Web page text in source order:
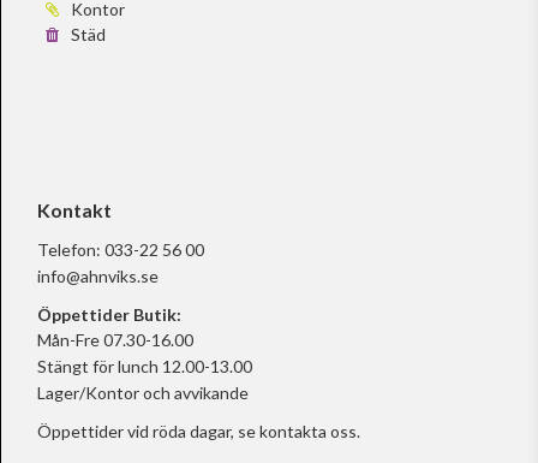
Kontor
Städ
Kontakt
Telefon: 033-22 56 00
info@ahnviks.se
Öppettider Butik:
Mån-Fre 07.30-16.00
Stängt för lunch 12.00-13.00
Lager/Kontor och avvikande
Öppettider vid röda dagar, sekontakta oss.